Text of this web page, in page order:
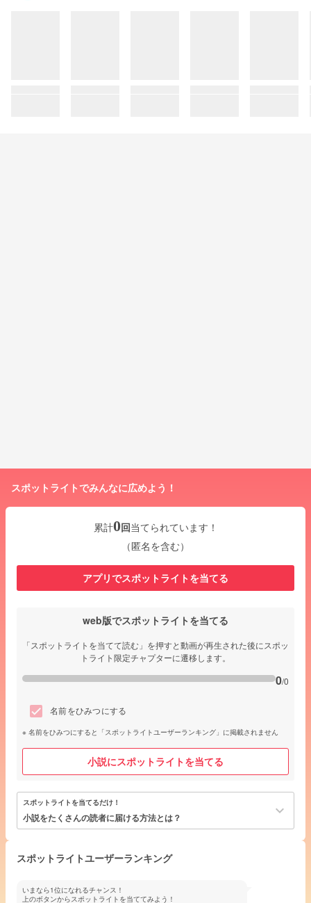
スポットライトでみんなに広めよう！
累計0回当てられています！
（匿名を含む）
アプリでスポットライトを当てる
web版でスポットライトを当てる
「スポットライトを当てて読む」を押すと動画が再生された後にスポッ
トライト限定チャプターに遷移します。
0/0
名前をひみつにする
名前をひみつにすると「スポットライトユーザーランキング」に掲載されません
小説にスポットライトを当てる
スポットライトを当てるだけ！
小説をたくさんの読者に届ける方法とは？ keyboard_arrow_down
スポットライトユーザーランキング
いまなら1位になれるチャンス！
上のボタンからスポットライトを当ててみよう！